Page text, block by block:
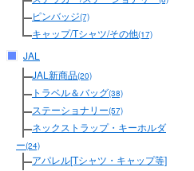
ピンバッジ(7)
キャップ/Tシャツ/その他(17)
JAL
JAL新商品(20)
トラベル＆バッグ(38)
ステーショナリー(57)
ネックストラップ・キーホルダ
ー(24)
アパレル[Tシャツ・キャップ等]